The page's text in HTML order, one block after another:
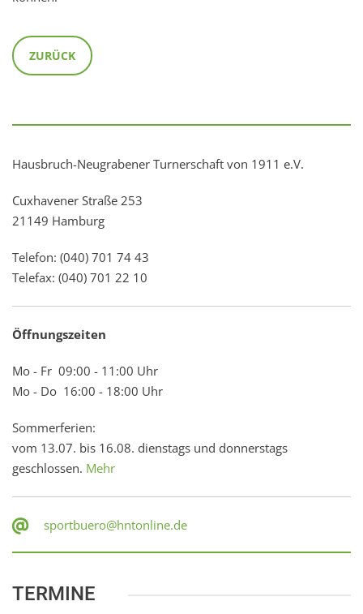
ZURÜCK
Hausbruch-Neugrabener Turnerschaft von 1911 e.V.
Cuxhavener Straße 253
21149 Hamburg
Telefon: (040) 701 74 43
Telefax: (040) 701 22 10
Öffnungszeiten
Mo - Fr 09:00 - 11:00 Uhr
Mo - Do 16:00 - 18:00 Uhr
Sommerferien:
vom 13.07. bis 16.08. dienstags und donnerstags
geschlossen. Mehr
sportbuero@hntonline.de
TERMINE